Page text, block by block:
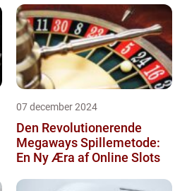
07 december 2024
Den Revolutionerende
Megaways Spillemetode:
En Ny Æra af Online Slots